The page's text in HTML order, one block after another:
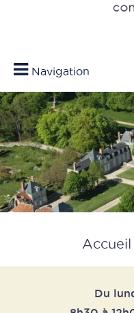
Navigation
Accueil
Du